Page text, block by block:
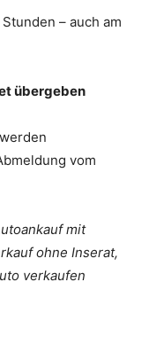
– auch am
übergeben
vom
mit
ohne Inserat,
verkaufen